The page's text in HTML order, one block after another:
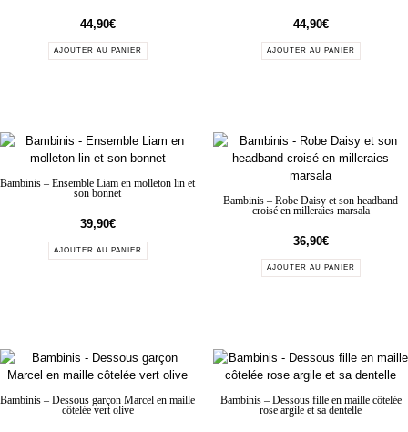
44,90€
AJOUTER AU PANIER
44,90€
AJOUTER AU PANIER
Bambinis – Ensemble Liam en molleton lin et
son bonnet
39,90€
AJOUTER AU PANIER
Bambinis – Robe Daisy et son headband
croisé en milleraies marsala
36,90€
AJOUTER AU PANIER
Bambinis – Dessous garçon Marcel en maille
côtelée vert olive
Bambinis – Dessous fille en maille côtelée
rose argile et sa dentelle